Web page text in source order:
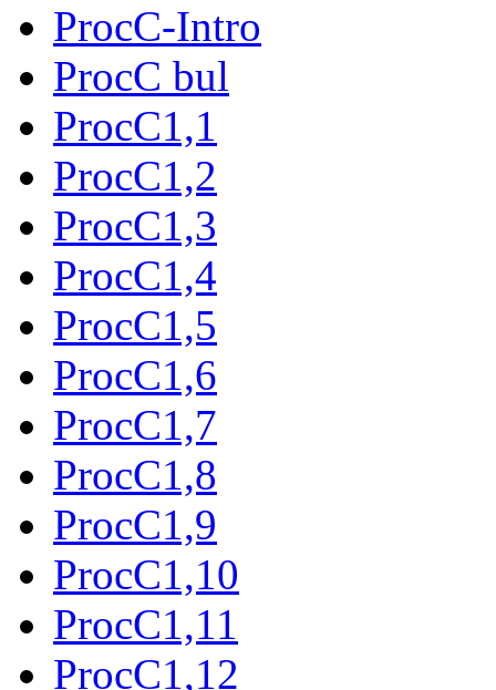
ProcC-Intro
ProcC bul
ProcC1,1
ProcC1,2
ProcC1,3
ProcC1,4
ProcC1,5
ProcC1,6
ProcC1,7
ProcC1,8
ProcC1,9
ProcC1,10
ProcC1,11
ProcC1,12